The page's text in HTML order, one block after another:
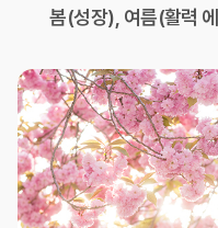
봄(성장), 여름(활력